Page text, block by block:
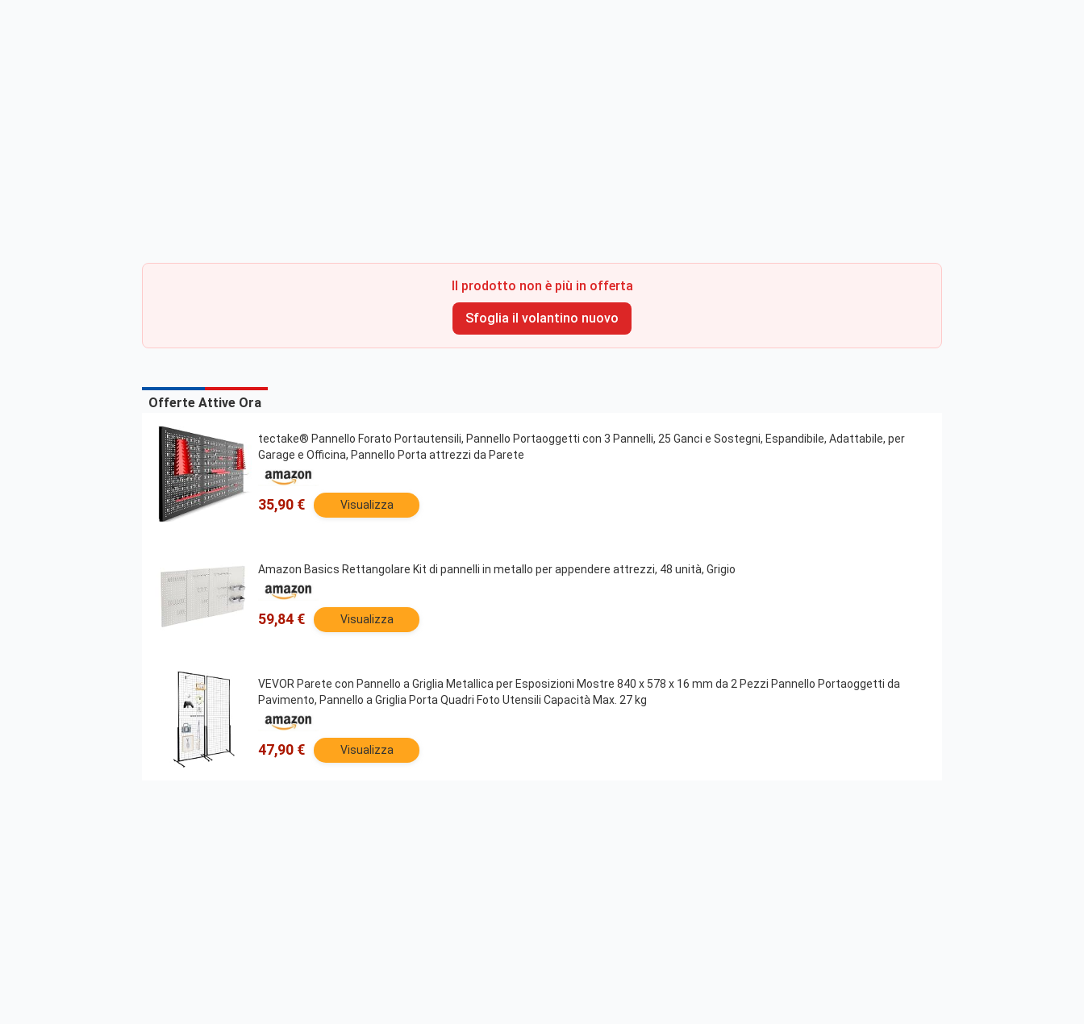
Il prodotto non è più in offerta
Sfoglia il volantino nuovo
Offerte Attive Ora
tectake® Pannello Forato Portautensili, Pannello Portaoggetti con 3 Pannelli, 25 Ganci e Sostegni, Espandibile, Adattabile, per
Garage e Officina, Pannello Porta attrezzi da Parete
35,90 € Visualizza
Amazon Basics Rettangolare Kit di pannelli in metallo per appendere attrezzi, 48 unità, Grigio
59,84 € Visualizza
VEVOR Parete con Pannello a Griglia Metallica per Esposizioni Mostre 840 x 578 x 16 mm da 2 Pezzi Pannello Portaoggetti da
Pavimento, Pannello a Griglia Porta Quadri Foto Utensili Capacità Max. 27 kg
47,90 € Visualizza